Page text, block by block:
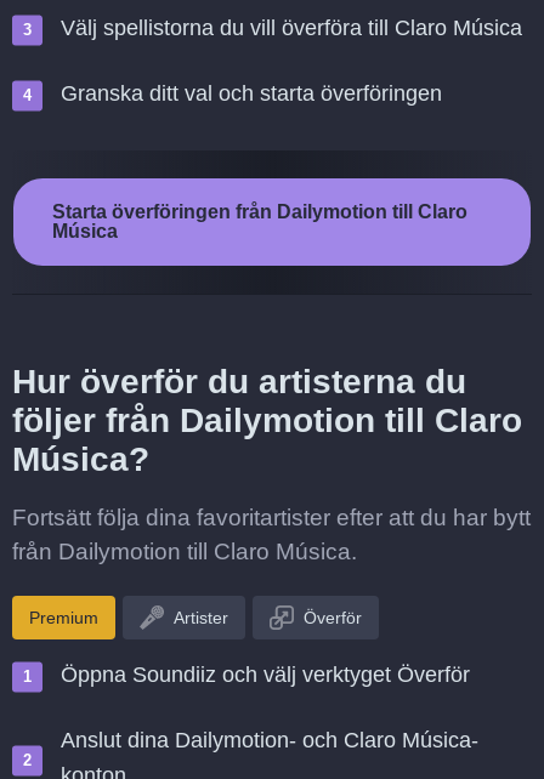
Välj spellistorna du vill överföra till Claro Música
Granska ditt val och starta överföringen
Starta överföringen från Dailymotion till Claro
Música
Hur överför du artisterna du
följer från Dailymotion till Claro
Música?
Fortsätt följa dina favoritartister efter att du har bytt
från Dailymotion till Claro Música.
Premium Artister Överför
Öppna Soundiiz och välj verktyget Överför
Anslut dina Dailymotion- och Claro Música-